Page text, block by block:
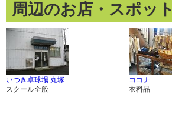
周辺のお店・スポット
いつき卓球場 丸塚
スクール全般
ココナ
衣料品